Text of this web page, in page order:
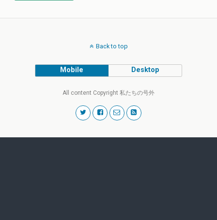
Back to top
Mobile Desktop
All content Copyright 私たちの号外